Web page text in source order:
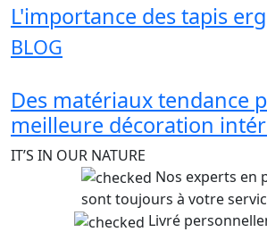
L'importance des tapis
BLOG
Des matériaux tendance
meilleure décoration
IT’S IN OUR NATURE
Nos experts en
sont toujours à votre
Livré